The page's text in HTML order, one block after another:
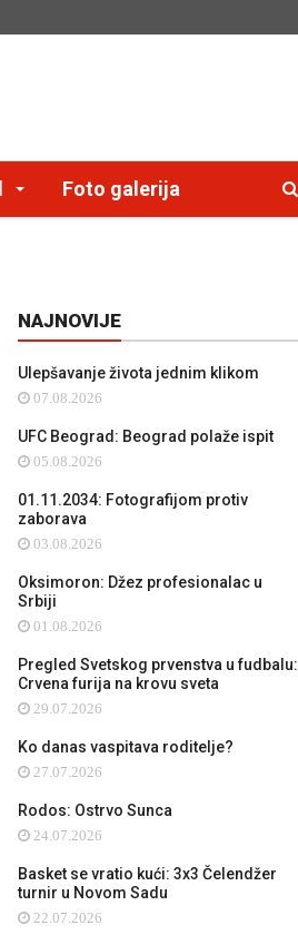
Foto galerija
NAJNOVIJE
Ulepšavanje života jednim klikom
07.08.2026
UFC Beograd: Beograd polaže ispit
05.08.2026
01.11.2034: Fotografijom protiv
zaborava
03.08.2026
Oksimoron: Džez profesionalac u
Srbiji
01.08.2026
Pregled Svetskog prvenstva u fudbalu:
Crvena furija na krovu sveta
29.07.2026
Ko danas vaspitava roditelje?
27.07.2026
Rodos: Ostrvo Sunca
24.07.2026
Basket se vratio kući: 3x3 Čelendžer
turnir u Novom Sadu
22.07.2026